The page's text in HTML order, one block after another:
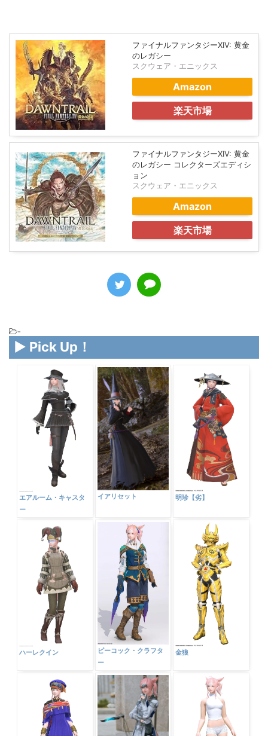
ファイナルファンタジーXIV: 黄金
のレガシー
スクウェア・エニックス
Amazon
楽天市場
ファイナルファンタジーXIV: 黄金
のレガシー コレクターズエディシ
ョン
スクウェア・エニックス
Amazon
楽天市場
-
▶ Pick Up！
エアルーム・キャスタ
ー
イアリセット 明珍【劣】
ハーレクイン
ピーコック・クラフタ
ー
金狼